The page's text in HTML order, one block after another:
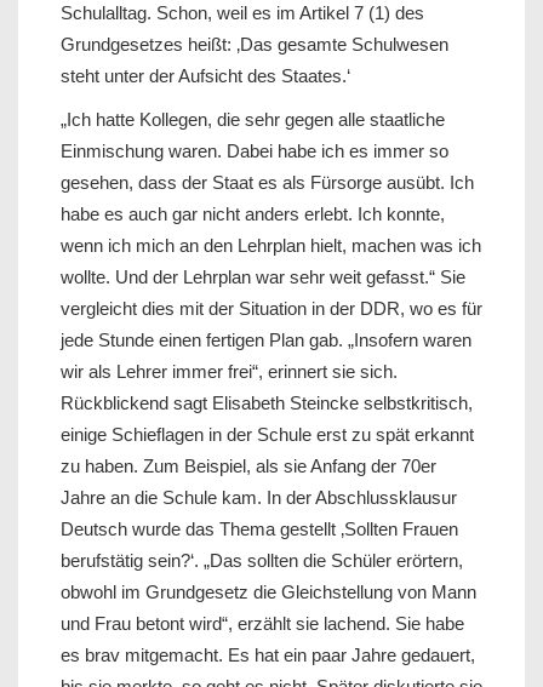
Schulalltag. Schon, weil es im Artikel 7 (1) des
Grundgesetzes heißt: ‚Das gesamte Schulwesen
steht unter der Aufsicht des Staates.‘
„Ich hatte Kollegen, die sehr gegen alle staatliche
Einmischung waren. Dabei habe ich es immer so
gesehen, dass der Staat es als Fürsorge ausübt. Ich
habe es auch gar nicht anders erlebt. Ich konnte,
wenn ich mich an den Lehrplan hielt, machen was ich
wollte. Und der Lehrplan war sehr weit gefasst.“ Sie
vergleicht dies mit der Situation in der DDR, wo es für
jede Stunde einen fertigen Plan gab. „Insofern waren
wir als Lehrer immer frei“, erinnert sie sich.
Rückblickend sagt Elisabeth Steincke selbstkritisch,
einige Schieflagen in der Schule erst zu spät erkannt
zu haben. Zum Beispiel, als sie Anfang der 70er
Jahre an die Schule kam. In der Abschlussklausur
Deutsch wurde das Thema gestellt ‚Sollten Frauen
berufstätig sein?‘. „Das sollten die Schüler erörtern,
obwohl im Grundgesetz die Gleichstellung von Mann
und Frau betont wird“, erzählt sie lachend. Sie habe
es brav mitgemacht. Es hat ein paar Jahre gedauert,